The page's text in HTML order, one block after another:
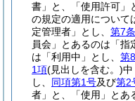
書」と、「使用許可」
の規定の適用について
定管理者」とし、 第7条
員会」とあるのは「指
は「利用中」とし、 第
1項(見出しを含む。)中
し、 同項第1号及び第2
者」と、「使用」とあ